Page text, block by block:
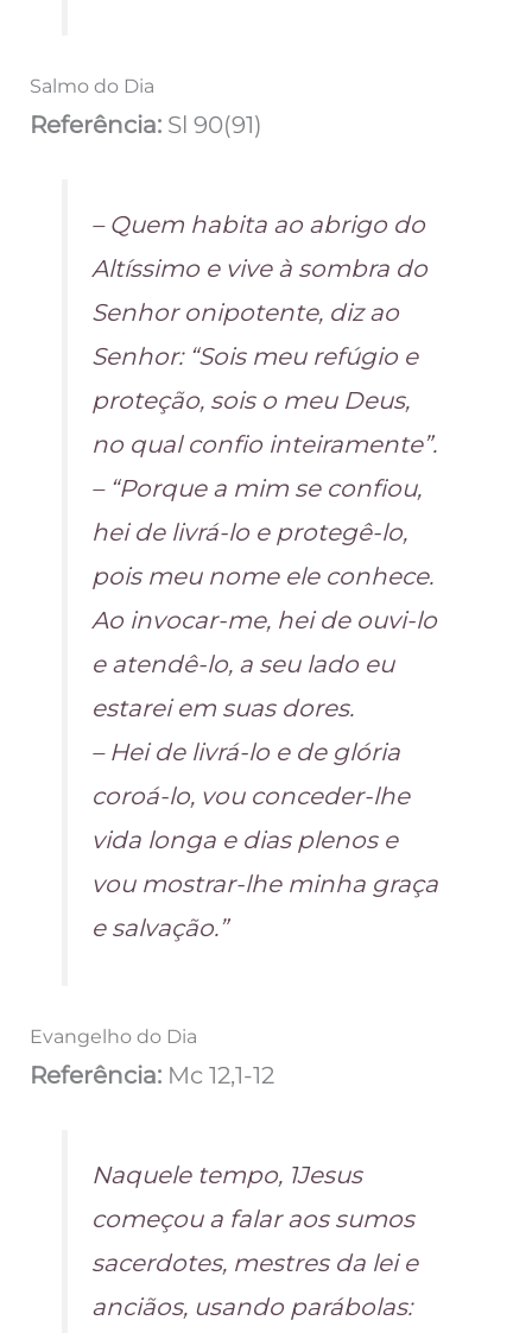
Salmo do Dia
Referência: Sl 90(91)
– Quem habita ao abrigo do
Altíssimo e vive à sombra do
Senhor onipotente, diz ao
Senhor: “Sois meu refúgio e
proteção, sois o meu Deus,
no qual confio inteiramente”.
– “Porque a mim se confiou,
hei de livrá-lo e protegê-lo,
pois meu nome ele conhece.
Ao invocar-me, hei de ouvi-lo
e atendê-lo, a seu lado eu
estarei em suas dores.
– Hei de livrá-lo e de glória
coroá-lo, vou conceder-lhe
vida longa e dias plenos e
vou mostrar-lhe minha graça
e salvação.”
Evangelho do Dia
Referência: Mc 12,1-12
Naquele tempo, 1Jesus
começou a falar aos sumos
sacerdotes, mestres da lei e
anciãos, usando parábolas: